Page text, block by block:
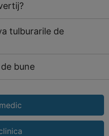
tulburarile de
bune